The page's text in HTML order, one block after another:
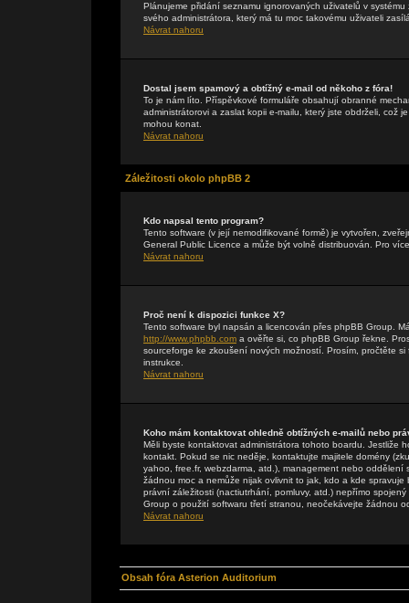
Plánujeme přidání seznamu ignorovaných uživatelů v
svého administrátora, který má tu moc takovému uživateli
Návrat nahoru
Dostal jsem spamový a obtížný e-mail od někoho z fóra!
To je nám líto. Příspěvkové formuláře obsahují obranné
administrátorovi a zaslat kopii e-mailu, který jste obdrželi, což
mohou konat.
Návrat nahoru
Záležitosti okolo phpBB 2
Kdo napsal tento program?
Tento software (v její nemodifikované formě) je vytvořen,
General Public Licence a může být volně distribuován. Pro
Návrat nahoru
Proč není k dispozici funkce X?
Tento software byl napsán a licencován přes phpBB Group.
http://www.phpbb.com a ověřte si, co phpBB Group řekne.
sourceforge ke zkoušení nových možností. Prosím, pročtěte
instrukce.
Návrat nahoru
Koho mám kontaktovat ohledně obtížných e-mailů nebo
Měli byste kontaktovat administrátora tohoto boardu. Jestliže
kontakt. Pokud se nic neděje, kontaktujte majitele domény
yahoo, free.fr, webzdarma, atd.), management nebo
žádnou moc a nemůže nijak ovlivnit to jak, kdo a kde
právní záležitosti (nactiutrhání, pomluvy, atd.) nepřímo
Group o použití softwaru třetí stranou, neočekávejte žádnou
Návrat nahoru
Obsah fóra Asterion Auditorium